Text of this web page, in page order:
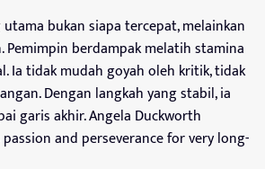
bukan siapa tercepat, melainkan
Pemimpin berdampak melatih stamina
Ia tidak mudah goyah oleh kritik, tidak
Dengan langkah yang stabil, ia
garis akhir. Angela Duckworth
passion and perseverance for very long-